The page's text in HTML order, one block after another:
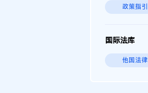
政策指引
国际法库
他国法律